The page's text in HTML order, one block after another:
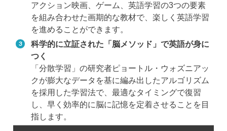
アクション映画、ゲーム、英語学習の3つの要素
を組み合わせた画期的な教材で、楽しく英語学習
を進めることができます。
科学的に立証された「脳メソッド」で英語が身に
つく
「分散学習」の研究者ピョートル・ウォズニアッ
クが膨大なデータを基に編み出したアルゴリズム
を採用した学習法で、最適なタイミングで復習
し、早く効率的に脳に記憶を定着させることを目
指します。